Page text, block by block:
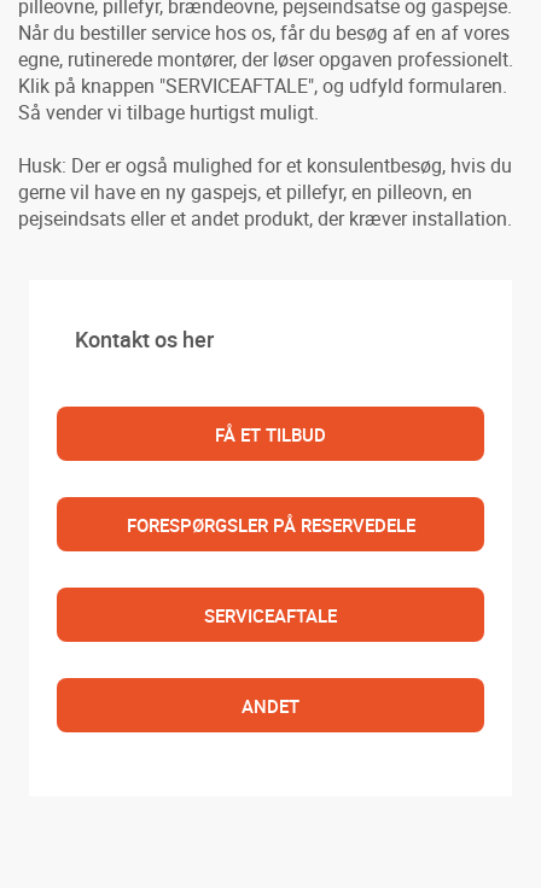
pilleovne, pillefyr, brændeovne, pejseindsatse og gaspejse.
Når du bestiller service hos os, får du besøg af en af vores
egne, rutinerede montører, der løser opgaven professionelt.
Klik på knappen "SERVICEAFTALE", og udfyld formularen.
Så vender vi tilbage hurtigst muligt.
Husk: Der er også mulighed for et konsulentbesøg, hvis du
gerne vil have en ny gaspejs, et pillefyr, en pilleovn, en
pejseindsats eller et andet produkt, der kræver installation.
Kontakt os her
FÅ ET TILBUD
FORESPØRGSLER PÅ RESERVEDELE
SERVICEAFTALE
ANDET